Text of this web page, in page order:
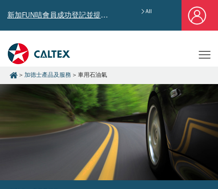
新加FUN咭會員成功登記並提供郵寄地址，即享獨家迎新汽油優惠券禮總值HK$4,640! All
加德士產品及服務 車用石油氣